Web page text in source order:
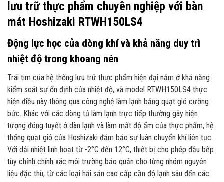
lưu trữ thực phẩm chuyên nghiệp với bàn
mát Hoshizaki RTWH150LS4
Động lực học của dòng khí và khả năng duy trì
nhiệt độ trong khoang nén
Trái tim của hệ thống lưu trữ thực phẩm hiện đại nằm ở khả năng
kiểm soát sự ổn định của nhiệt độ, và model RTWH150LS4 thực
hiện điều này thông qua công nghệ làm lạnh bằng quạt gió cưỡng
bức. Khác với các dòng tủ làm lạnh trực tiếp thường gây hiện
tượng đóng tuyết ở dàn lạnh và làm mất độ ẩm của thực phẩm, hệ
thống quạt gió của Hoshizaki đảm bảo sự luân chuyển khí liên tục.
Với dải nhiệt linh hoạt từ -2°C đến 12°C, thiết bị cho phép đầu bếp
tùy chỉnh chính xác môi trường bảo quản cho từng nhóm nguyên
liệu đặc thù, từ các loại hải sản cao cấp cần độ lạnh sâu đến các